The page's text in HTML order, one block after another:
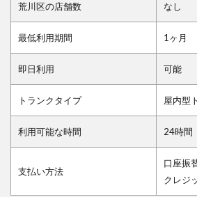
荒川区の店舗数 なし
最低利用期間 1ヶ月
即日利用 可能
トランクタイプ 屋内型
利用可能な時間 24時間
支払い方法
口座振
クレジ